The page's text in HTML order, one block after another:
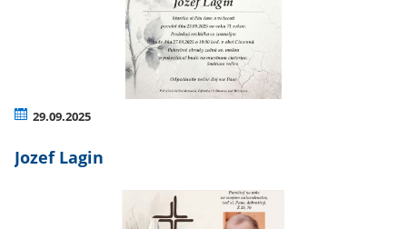
29.09.2025
Jozef Lagin